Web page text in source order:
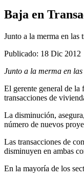
Baja en
Junto a la merma en las
Publicado: 18 Dic 2012
Junto a la merma en
El gerente general de
transacciones de
La disminución,
número de nuevos
Las transacciones de
disminuyen en ambas
En la mayoría de los